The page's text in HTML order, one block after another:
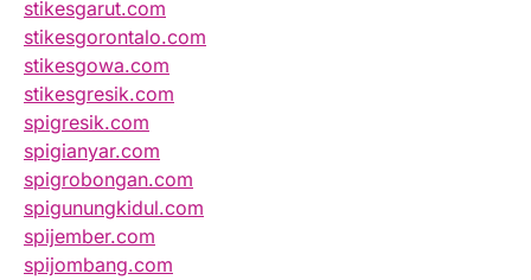
stikesgarut.com
stikesgorontalo.com
stikesgowa.com
stikesgresik.com
spigresik.com
spigianyar.com
spigrobongan.com
spigunungkidul.com
spijember.com
spijombang.com